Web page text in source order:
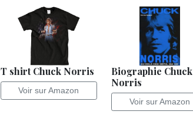
T shirt Chuck Norris
Voir sur Amazon
Biographie Chuck
Norris
Voir sur Amazon